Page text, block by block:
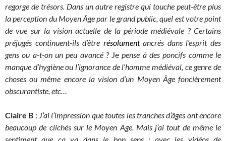
regorge de trésors. Dans un autre registre qui touche peut-être plus
la perception du Moyen Âgepar le grand public, quel est votre point
de vue sur la vision actuelle de la période médiévale ? Certains
préjugés continuent-ils d’être résolumentancrés dans l’esprit des
gensou a-t-on un peu avancé ?Je pense à des poncifs comme le
manque d’hygiène ou l’ignorance de l’homme médiéval, ce genre de
choses ou même encore la vision d’un Moyen Âge foncièrement
obscurantiste, etc…
Claire B : J’ai l’impression que toutes les tranches d’âges ont encore
beaucoup de clichés sur le Moyen Age. Mais j’ai tout de même le